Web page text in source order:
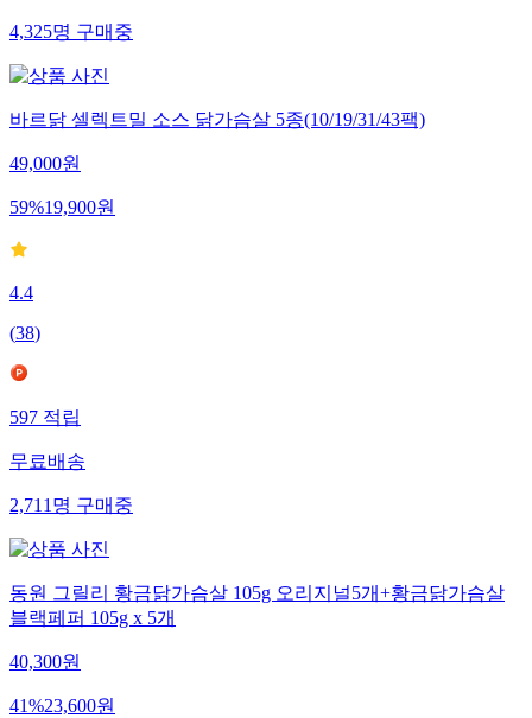
4,325명 구매중
바르닭 셀렉트밀 소스 닭가슴살 5종(10/19/31/43팩)
49,000원
59%19,900원
4.4
(38)
597 적립
무료배송
2,711 명 구매중
동원 그릴리 황금닭가슴살 105g 오리지널5개+황금닭가슴살
블랙페퍼 105g x 5개
40,300원
41%23,600원